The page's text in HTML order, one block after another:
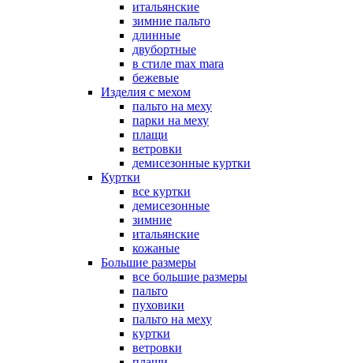
итальянские
зимние пальто
длинные
двубортные
в стиле max mara
бежевые
Изделия с мехом
пальто на меху
парки на меху
плащи
ветровки
демисезонные куртки
Куртки
все куртки
демисезонные
зимние
итальянские
кожаные
Большие размеры
все большие размеры
пальто
пуховики
пальто на меху
куртки
ветровки